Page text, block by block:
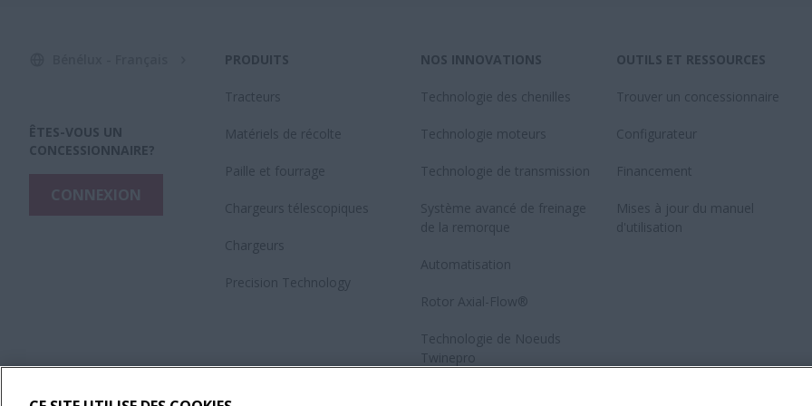
ÊTES-VOUS UN
CONCESSIONNAIRE?
PRODUITS
Tracteurs
Matériels de récolte
Paille et fourrage
Chargeurs télescopiques
Chargeurs
Precision Technology
NOS INNOVATIONS
Technologie des chenilles
Technologie moteurs
Technologie de transmission
Système avancé de freinage
de la remorque
Automatisation
Rotor Axial-Flow®
Technologie de Noeuds
Twinepro
OUTILS ET RESSOURCES
Trouver un concessionnaire
Configurateur
Financement
Mises à jour du manuel
d'utilisation